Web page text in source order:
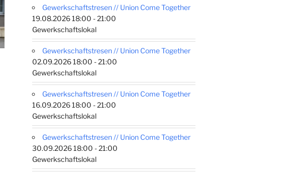
Gewerkschaftstresen // Union Come Together
19.08.2026 18:00 - 21:00
Gewerkschaftslokal
Gewerkschaftstresen // Union Come Together
02.09.2026 18:00 - 21:00
Gewerkschaftslokal
Gewerkschaftstresen // Union Come Together
16.09.2026 18:00 - 21:00
Gewerkschaftslokal
Gewerkschaftstresen // Union Come Together
30.09.2026 18:00 - 21:00
Gewerkschaftslokal